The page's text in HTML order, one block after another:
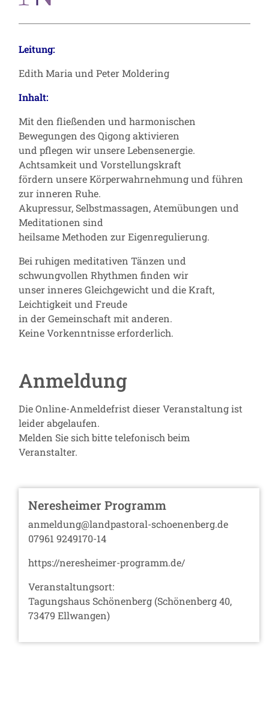
Leitung:
Edith Maria und Peter Moldering
Inhalt:
Mit den fließenden und harmonischen
Bewegungen des Qigong aktivieren
und pflegen wir unsere Lebensenergie.
Achtsamkeit und Vorstellungskraft
fördern unsere Körperwahrnehmung und führen
zur inneren Ruhe.
Akupressur, Selbstmassagen, Atemübungen und
Meditationen sind
heilsame Methoden zur Eigenregulierung.
Bei ruhigen meditativen Tänzen und
schwungvollen Rhythmen finden wir
unser inneres Gleichgewicht und die Kraft,
Leichtigkeit und Freude
in der Gemeinschaft mit anderen.
Keine Vorkenntnisse erforderlich.
Anmeldung
Die Online-Anmeldefrist dieser Veranstaltung ist
leider abgelaufen.
Melden Sie sich bitte telefonisch beim
Veranstalter.
Neresheimer Programm
anmeldung@landpastoral-schoenenberg.de
07961 9249170-14
https://neresheimer-programm.de/
Veranstaltungsort:
Tagungshaus Schönenberg (Schönenberg 40,
73479 Ellwangen)